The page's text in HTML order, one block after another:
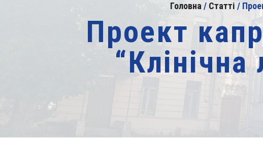
Головна / Статті /
Проект
“Клінічна